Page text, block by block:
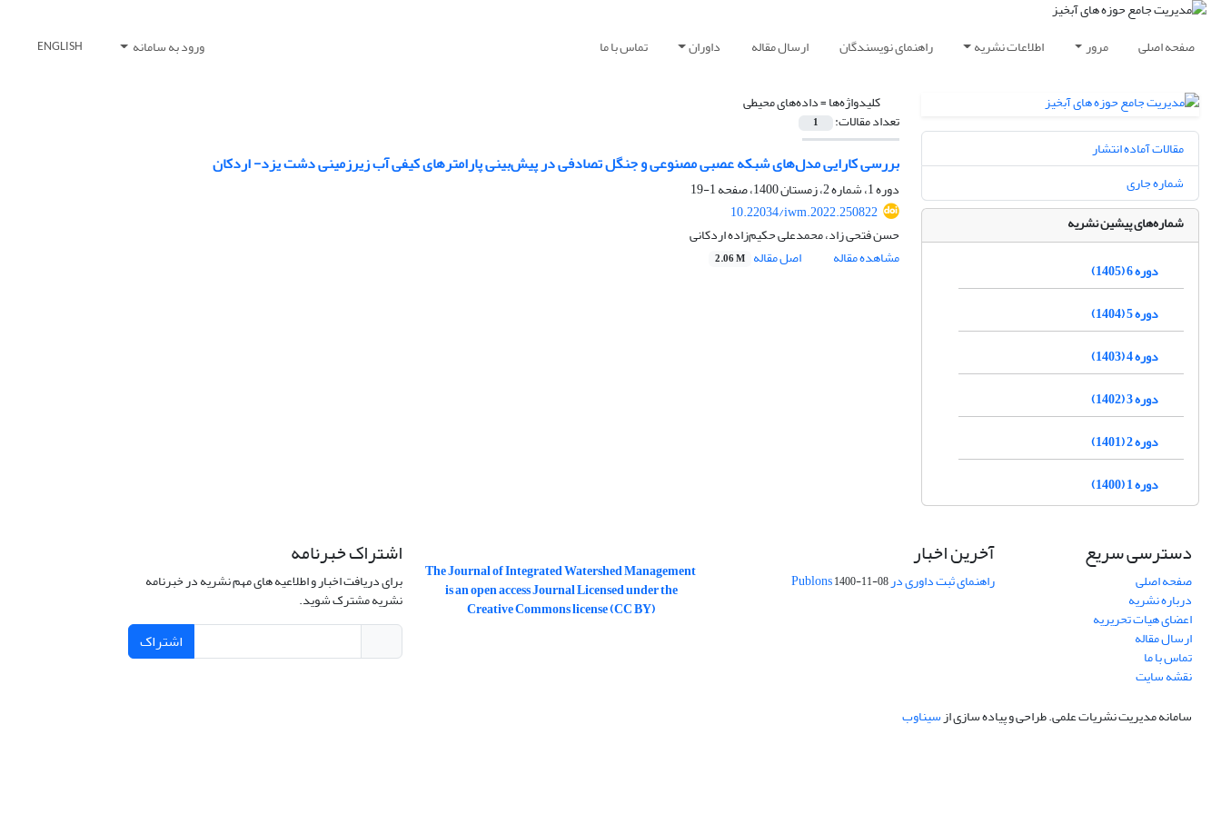
صفحه اصلی مرور اطلاعات نشریه راهنمای نویسندگان ارسال مقاله داوران تماس با ما ورود به سامانه ENGLISH
کلیدواژه‌ها =داده‌های محیطی
تعداد مقالات: 1
بررسی کارایی مدل‌های شبکه عصبی مصنوعی و جنگل تصادفی در پیش‌بینی پارامترهای کیفی آب زیرزمینی دشت یزد- اردکان
دوره 1، شماره 2، زمستان 1400، صفحه
1-19
10.22034/iwm.2022.250822
حسن فتحی زاد، محمد‌علی حکیم‌زاده اردکانی
مشاهده مقاله
اصل مقاله 2.06 M
مقالات آماده انتشار
شماره جاری
شماره‌های پیشین نشریه
دوره 6 (1405)
دوره 5 (1404)
دوره 4 (1403)
دوره 3 (1402)
دوره 2 (1401)
دوره 1 (1400)
دسترسی سریع
صفحه اصلی
درباره نشریه
اعضای هیات تحریریه
ارسال مقاله
تماس با ما
نقشه سایت
آخرین اخبار
راهنمای ثبت داوری در Publons1400-11-08
The Journal of Integrated Watershed Management
is an open access Journal Licensed under the
Creative Commons license (CC BY)
اشتراک خبرنامه
برای دریافت اخبار و اطلاعیه های مهم نشریه در خبرنامه
نشریه مشترک شوید.
اشتراک
سامانه مدیریت نشریات علمی.طراحی و پیاده سازی ازسیناوب